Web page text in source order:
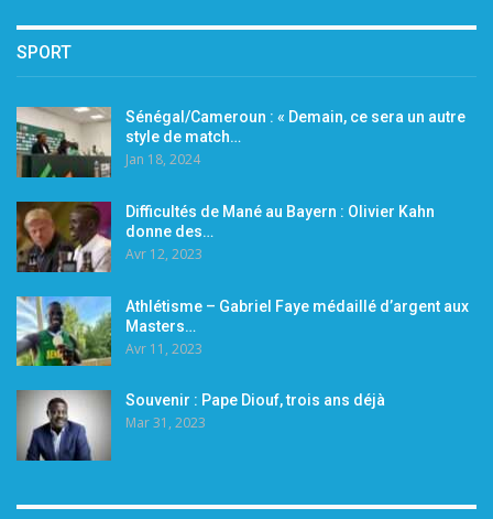
SPORT
Sénégal/Cameroun : « Demain, ce sera un autre
style de match…
Jan 18, 2024
Difficultés de Mané au Bayern : Olivier Kahn
donne des…
Avr 12, 2023
Athlétisme – Gabriel Faye médaillé d’argent aux
Masters…
Avr 11, 2023
Souvenir : Pape Diouf, trois ans déjà
Mar 31, 2023